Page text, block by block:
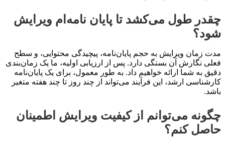
چقدر طول می‌کشد تا پایان نامه‌ام ویرایش
شود؟
مدت زمان ویرایش به حجم پایان‌نامه، پیچیدگی محتوایی، و سطح
فعلی نگارش آن بستگی دارد. پس از ارزیابی اولیه، ما یک زمان‌بندی
دقیق به شما ارائه خواهیم داد. به طور معمول، برای یک پایان‌نامه
کارشناسی ارشد، این فرآیند می‌تواند از چند روز تا چند هفته متغیر
باشد.
چگونه می‌توانم از کیفیت ویرایش اطمینان
حاصل کنم؟